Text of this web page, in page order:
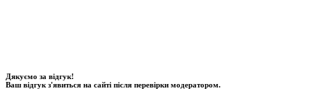
Дякуємо за відгук!
Ваш відгук з'явиться на сайті після перевірки модератором.